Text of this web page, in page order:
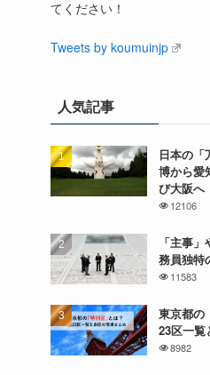
てください！
Tweets by koumuinjp
人気記事
日本の「
博から愛
び大阪へ
12106
「主事
務員独特
11583
東京都の
23区一覧
8982